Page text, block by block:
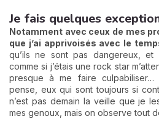
Je fais quelques
Notamment avec ceux de mes
que j’ai apprivoisés avec le
qu’ils ne sont pas dangereux,
comme si j’étais une rock star
presque à me faire culpabiliser…
pense, eux qui sont toujours si
n’est pas demain la veille que je
mes genoux, mais on observe tout